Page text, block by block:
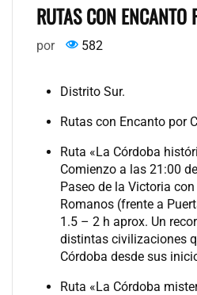
RUTAS CON ENCANTO
por 582
Distrito Sur.
Rutas con Encanto por
Ruta «La Córdoba
Comienzo a las 21:00
Paseo de la Victoria
Romanos (frente a
1.5 – 2 h aprox. Un
distintas civilizaciones
Córdoba desde sus
Ruta «La Córdoba